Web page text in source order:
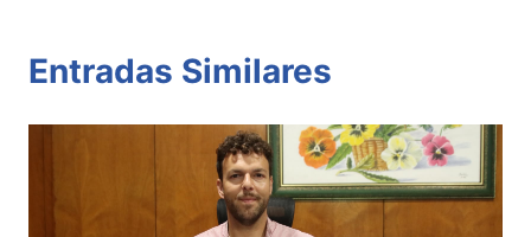
Entradas Similares